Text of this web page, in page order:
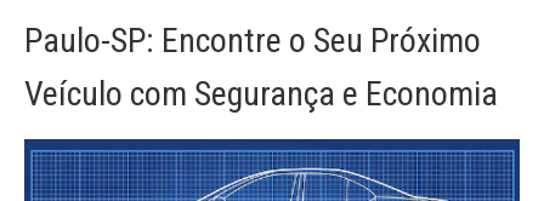
Paulo-SP: Encontre o Seu Próximo
Veículo com Segurança e Economia